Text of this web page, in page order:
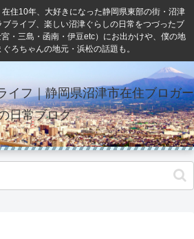
在住10年、大好きになった静岡県東部の街・沼津
ライブ、楽しい沼津ぐらしの日常をつづったブ
・三島・函南・伊豆etc）にお出かけや、僕の地
ろちゃんの地元・浜松の話題も。
イフ｜静岡県沼津市在住ブロガー
日常ブログ